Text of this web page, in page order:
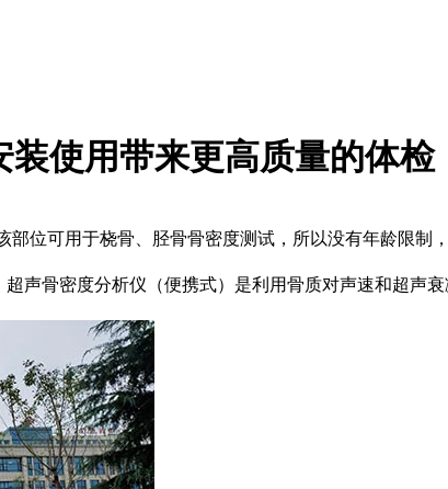
使用带来更高质量的体检
位可用于桡骨、胫骨骨密度测试，所以没有年龄限制
声骨密度分析仪（便携式）是利用骨质对声速和超声